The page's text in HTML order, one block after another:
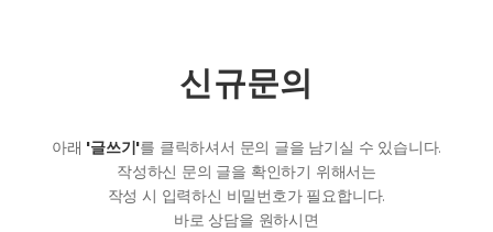
무인결제기
신규문의
아래 '글쓰기'를 클릭하셔서 문의 글을 남기실 수 있습니다.
작성하신 문의 글을 확인하기 위해서는
작성 시 입력하신 비밀번호가 필요합니다.
바로 상담을 원하시면